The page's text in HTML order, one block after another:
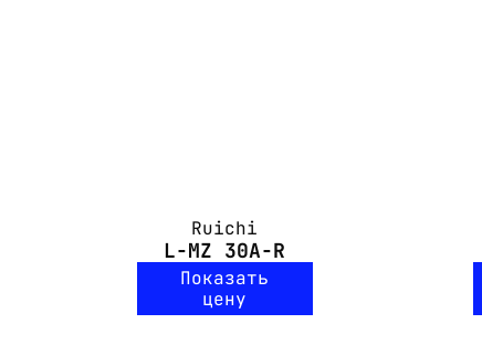
Ruichi
L-MZ 30A-R
Показать
цену